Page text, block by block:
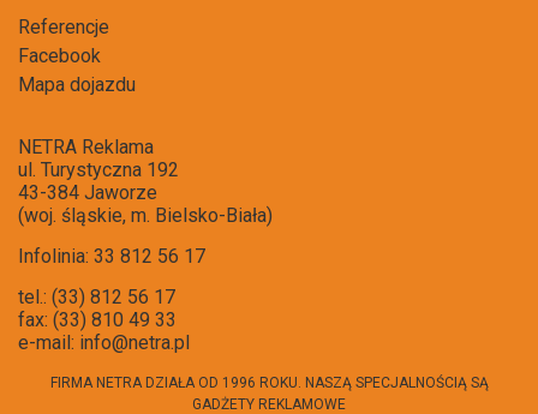
Referencje
Facebook
Mapa dojazdu
NETRA Reklama
ul. Turystyczna 192
43-384 Jaworze
(woj. śląskie, m. Bielsko-Biała)
Infolinia: 33 812 56 17
tel.: (33) 812 56 17
fax: (33) 810 49 33
e-mail: info@netra.pl
FIRMA NETRA DZIAŁA OD 1996 ROKU. NASZĄ SPECJALNOŚCIĄ SĄ
GADŻETY REKLAMOWE